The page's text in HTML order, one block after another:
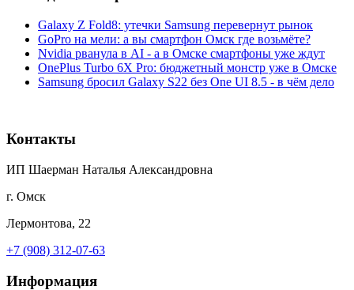
Galaxy Z Fold8: утечки Samsung перевернут рынок
GoPro на мели: а вы смартфон Омск где возьмёте?
Nvidia рванула в AI - а в Омске смартфоны уже ждут
OnePlus Turbo 6X Pro: бюджетный монстр уже в Омске
Samsung бросил Galaxy S22 без One UI 8.5 - в чём дело
Контакты
ИП Шаерман Наталья Александровна
г. Омск
Лермонтова, 22
+7 (908) 312-07-63
Информация